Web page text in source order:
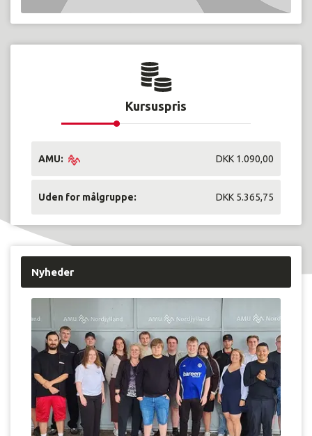
Kursuspris
AMU: DKK 1.090,00
Uden for målgruppe: DKK 5.365,75
Nyheder